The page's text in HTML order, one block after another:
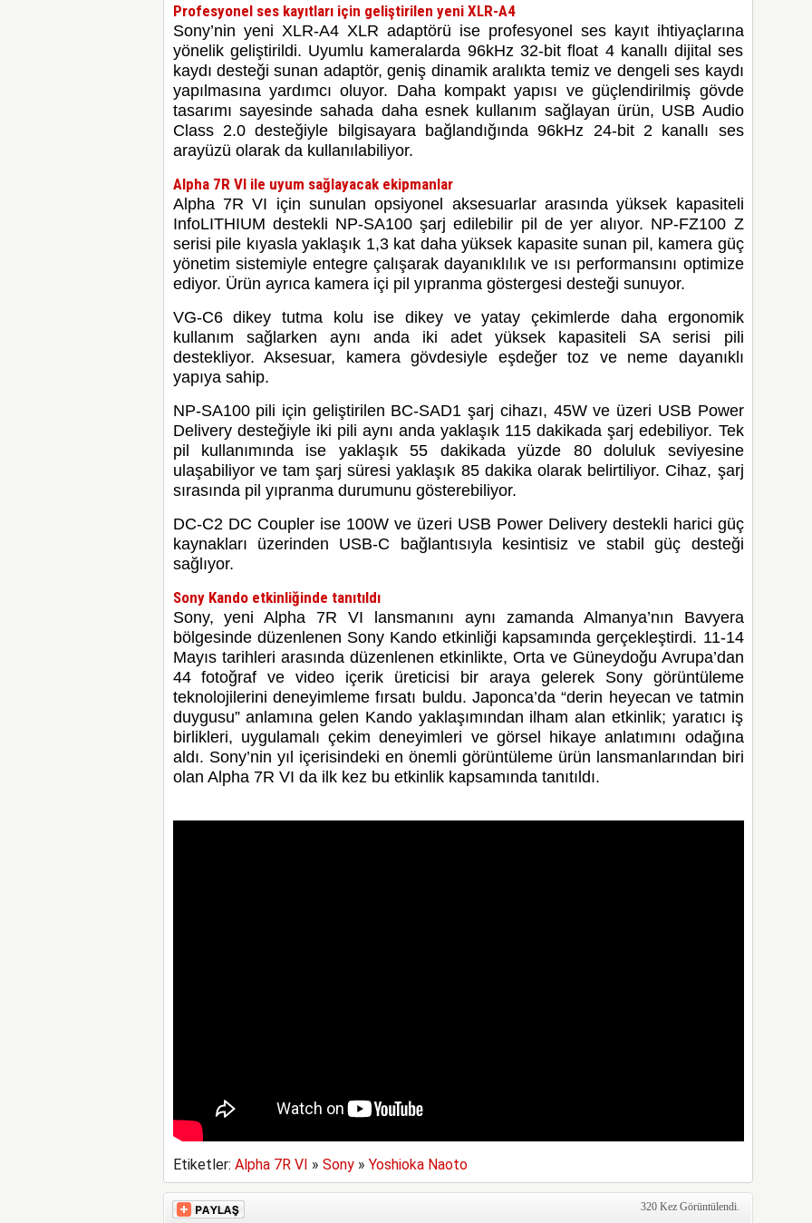
Profesyonel ses kayıtları için geliştirilen yeni XLR-A4
Sony’nin yeni XLR-A4 XLR adaptörü ise profesyonel ses kayıt ihtiyaçlarına
yönelik geliştirildi. Uyumlu kameralarda 96kHz 32-bit float 4 kanallı dijital ses
kaydı desteği sunan adaptör, geniş dinamik aralıkta temiz ve dengeli ses kaydı
yapılmasına yardımcı oluyor. Daha kompakt yapısı ve güçlendirilmiş gövde
tasarımı sayesinde sahada daha esnek kullanım sağlayan ürün, USB Audio
Class 2.0 desteğiyle bilgisayara bağlandığında 96kHz 24-bit 2 kanallı ses
arayüzü olarak da kullanılabiliyor.
Alpha 7R VI ile uyum sağlayacak ekipmanlar
Alpha 7R VI için sunulan opsiyonel aksesuarlar arasında yüksek kapasiteli
InfoLITHIUM destekli NP-SA100 şarj edilebilir pil de yer alıyor. NP-FZ100 Z
serisi pile kıyasla yaklaşık 1,3 kat daha yüksek kapasite sunan pil, kamera güç
yönetim sistemiyle entegre çalışarak dayanıklılık ve ısı performansını optimize
ediyor. Ürün ayrıca kamera içi pil yıpranma göstergesi desteği sunuyor.
VG-C6 dikey tutma kolu ise dikey ve yatay çekimlerde daha ergonomik
kullanım sağlarken aynı anda iki adet yüksek kapasiteli SA serisi pili
destekliyor. Aksesuar, kamera gövdesiyle eşdeğer toz ve neme dayanıklı
yapıya sahip.
NP-SA100 pili için geliştirilen BC-SAD1 şarj cihazı, 45W ve üzeri USB Power
Delivery desteğiyle iki pili aynı anda yaklaşık 115 dakikada şarj edebiliyor. Tek
pil kullanımında ise yaklaşık 55 dakikada yüzde 80 doluluk seviyesine
ulaşabiliyor ve tam şarj süresi yaklaşık 85 dakika olarak belirtiliyor. Cihaz, şarj
sırasında pil yıpranma durumunu gösterebiliyor.
DC-C2 DC Coupler ise 100W ve üzeri USB Power Delivery destekli harici güç
kaynakları üzerinden USB-C bağlantısıyla kesintisiz ve stabil güç desteği
sağlıyor.
Sony Kando etkinliğinde tanıtıldı
Sony, yeni Alpha 7R VI lansmanını aynı zamanda Almanya’nın Bavyera
bölgesinde düzenlenen Sony Kando etkinliği kapsamında gerçekleştirdi. 11-14
Mayıs tarihleri arasında düzenlenen etkinlikte, Orta ve Güneydoğu Avrupa’dan
44 fotoğraf ve video içerik üreticisi bir araya gelerek Sony görüntüleme
teknolojilerini deneyimleme fırsatı buldu. Japonca’da “derin heyecan ve tatmin
duygusu” anlamına gelen Kando yaklaşımından ilham alan etkinlik; yaratıcı iş
birlikleri, uygulamalı çekim deneyimleri ve görsel hikaye anlatımını odağına
aldı. Sony’nin yıl içerisindeki en önemli görüntüleme ürün lansmanlarından biri
olan Alpha 7R VI da ilk kez bu etkinlik kapsamında tanıtıldı.
Etiketler: Alpha 7R VI » Sony» Yoshioka Naoto
320 Kez Görüntülendi.